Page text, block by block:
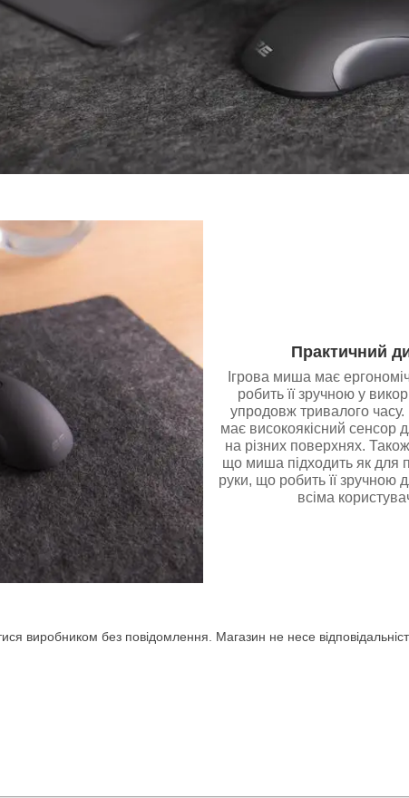
Практичний
Ігрова миша має
робить її зручною у
упродовж тривалого часу.
має високоякісний сенсор
на різних поверхнях.
що миша підходить як для
руки, що робить її зручною
всіма
виробником без повідомлення. Магазин не несе